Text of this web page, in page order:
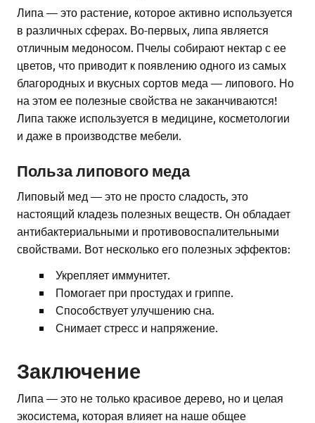
Липа — это растение, которое активно используется
в различных сферах. Во-первых, липа является
отличным медоносом. Пчелы собирают нектар с ее
цветов, что приводит к появлению одного из самых
благородных и вкусных сортов меда — липового. Но
на этом ее полезные свойства не заканчиваются!
Липа также используется в медицине, косметологии
и даже в производстве мебели.
Польза липового меда
Липовый мед — это не просто сладость, это
настоящий кладезь полезных веществ. Он обладает
антибактериальными и противовоспалительными
свойствами. Вот несколько его полезных эффектов:
Укрепляет иммунитет.
Помогает при простудах и гриппе.
Способствует улучшению сна.
Снимает стресс и напряжение.
Заключение
Липа — это не только красивое дерево, но и целая
экосистема, которая влияет на наше общее